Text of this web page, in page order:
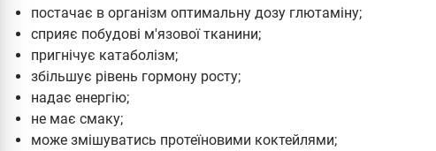
постачає в організм оптимальну дозу глютаміну;
сприяє побудові м'язової тканини;
пригнічує катаболізм;
збільшує рівень гормону росту;
надає енергію;
не має смаку;
може змішуватись протеїновими коктейлями;